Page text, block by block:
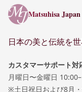
Matsuhisa Japan
Matsuhisa Japan
日本の美と伝統を
カスタマーサポート対
月曜日〜金曜日
※土日祝日および8月